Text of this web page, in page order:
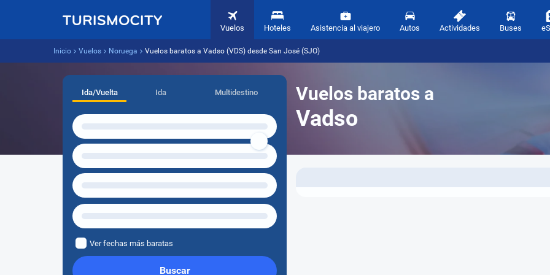
Vuelos Hoteles Asistencia al viajero Autos Actividades Buses
Inicio Vuelos Noruega Vuelos baratos a Vadso (VDS) desde San José (SJO)
Vuelos baratos a
Vadso
Ida/Vuelta Ida Multidestino
Ver fechas más baratas
Buscar